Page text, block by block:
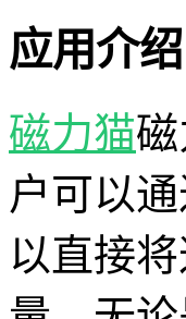
应用介绍
磁力猫
户可以
以直接